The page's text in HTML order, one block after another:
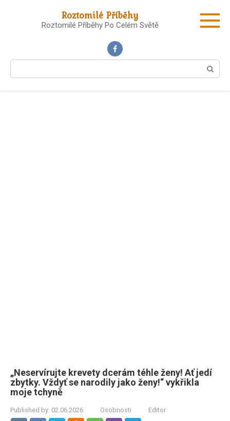
Roztomilé Příběhy
Roztomilé Příběhy Po Celém Světě
„Neservírujte krevety dcerám téhle ženy! Ať jedí
zbytky. Vždyť se narodily jako ženy!“ vykřikla
moje tchyně
Published by: 02.06.2026 Osobnosti Editor